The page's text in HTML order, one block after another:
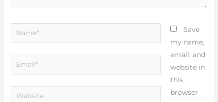
Name*
Email*
Website
Save
my name,
email, and
website in
this
browser